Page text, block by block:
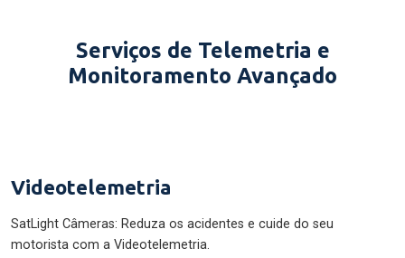
Serviços de Telemetria e
Monitoramento Avançado
Videotelemetria
SatLight Câmeras: Reduza os acidentes e cuide do seu
motorista com a Videotelemetria.